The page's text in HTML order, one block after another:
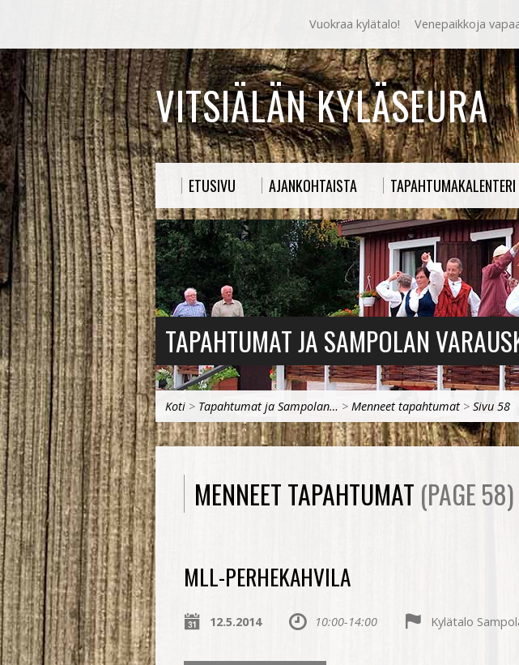
Vuokraa kylätalo! Venepaikkoja
VITSIÄLÄN KYLÄSEURA
ETUSIVU AJANKOHTAISTA TAPAHTUMAKALENTERI
TAPAHTUMAT JA SAMPOLAN
Koti > Tapahtumat ja Sampolan… > Menneet tapahtumat > Sivu 58
MENNEET TAPAHTUMAT (PAGE 58)
MLL-PERHEKAHVILA
12.5.2014 10:00-14:00 Kylätalo